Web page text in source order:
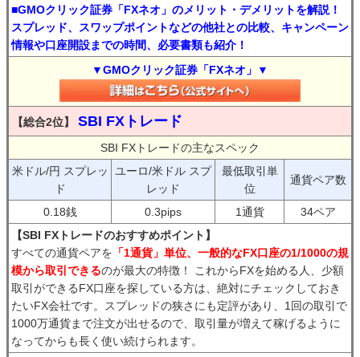
■GMOクリック証券「FXネオ」のメリット・デメリットを解説！
スプレッド、スワップポイントなどの他社との比較、キャンペーン
情報や口座開設までの時間、必要書類も紹介！
▼GMOクリック証券「FXネオ」▼
【総合2位】 SBI FXトレード
SBI FXトレードの主なスペック
米ドル/円 スプレッ
ド
ユーロ/米ドル スプ
レッド
最低取引単
位
通貨ペア数
0.18銭 0.3pips 1通貨
34ペア
【SBI FXトレードのおすすめポイント】
すべての通貨ペアを 「1通貨」単位、一般的なFX口座の1/1000の規
模から取引できるのが最大の特徴！ これからFXを始める人、少額
取引ができるFX口座を探している方は、絶対にチェックしておき
たいFX会社です。スプレッドの狭さにも定評があり、1回の取引で
1000万通貨まで注文が出せるので、取引量が増えて稼げるように
なってからも長く使い続けられます。